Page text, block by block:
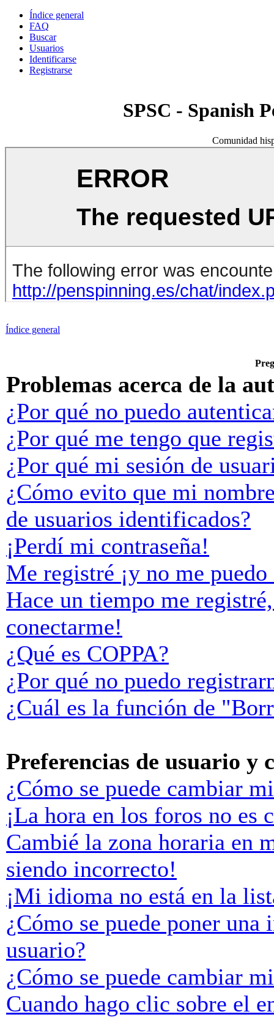
Índice general
FAQ
Buscar
Usuarios
Identificarse
Registrarse
SPSC - Spanish
Comunidad
Índice general
Problemas acerca de la
¿Por qué no puedo
¿Por qué me tengo que
¿Por qué mi sesión de
¿Cómo evito que mi
de usuarios identificados?
¡Perdí mi contraseña!
Me registré ¡y no me
Hace un tiempo me
conectarme!
¿Qué es COPPA?
¿Por qué no puedo
¿Cuál es la función de
Preferencias de usuario y
¿Cómo se puede cambiar
¡La hora en los foros no es
Cambié la zona horaria en
siendo incorrecto!
¡Mi idioma no está en la
¿Cómo se puede poner
usuario?
¿Cómo se puede cambiar
Cuando hago clic sobre el